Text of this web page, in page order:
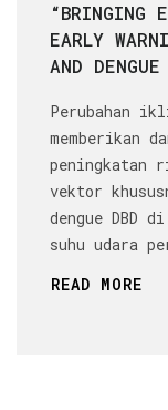
“BRINGING
EARLY
AND
Perubahan
memberikan
peningkatan
vektor
dengue DBD
suhu udara
READ MORE